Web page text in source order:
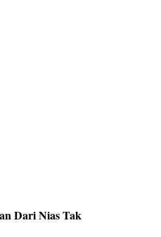
Dari Nias Tak